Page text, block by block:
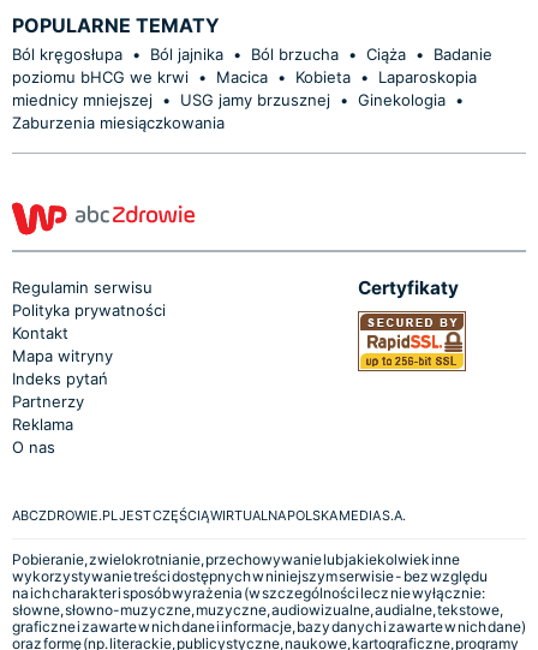
POPULARNE TEMATY
Ból kręgosłupa • Ból jajnika • Ból brzucha • Ciąża •
Badanie
poziomu bHCG we krwi • Macica • Kobieta •
Laparoskopia
miednicy mniejszej • USG jamy brzusznej • Ginekologia •
Zaburzenia miesiączkowania
Regulamin serwisu
Polityka prywatności
Kontakt
Mapa witryny
Indeks pytań
Partnerzy
Reklama
O nas
Certyfikaty
ABCZDROWIE.PL JEST CZĘŚCIĄ WIRTUALNA POLSKA MEDIA S.A.
Pobieranie, zwielokrotnianie, przechowywanie lub jakiekolwiek inne
wykorzystywanie treści dostępnych w niniejszym serwisie - bez względu
na ich charakter i sposób wyrażenia (w szczególności lecz nie wyłącznie:
słowne, słowno-muzyczne, muzyczne, audiowizualne, audialne, tekstowe,
graficzne i zawarte w nich dane i informacje, bazy danych i zawarte w nich dane)
oraz formę (np. literackie, publicystyczne, naukowe, kartograficzne, programy